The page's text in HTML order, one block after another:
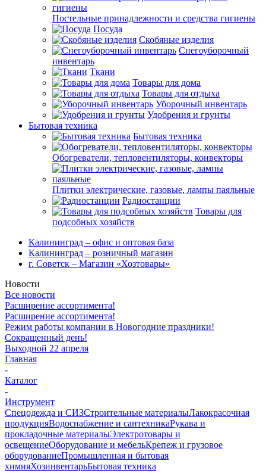
Постельные принадлежности и средства гигиены
Посуда
Скобяные изделия
Снегоуборочный
инвентарь
Ткани
Товары для дома
Товары для отдыха
Уборочный инвентарь
Удобрения и грунты
Бытовая техника
Бытовая техника
Обогреватели, тепловентиляторы, конвекторы
Плитки электрические, газовые, лампы паяльные
Радиостанции
Товары для
подсобных хозяйств
Калининград – офис и оптовая база
Калининград – розничный магазин
г. Советск – Магазин «Хозтовары»
Новости
Все новости
Расширение ассортимента!
Расширение ассортимента!
Режим работы компании в Новогодние праздники!
Сокращенный день!
Выходной 22 апреля
Главная
-
Каталог
-
Инструмент
Спецодежда и СИЗСтроительные материалыЛакокрасочная
продукцияВодоснабжение и сантехникаРукава и
прокладочные материалыЭлектротовары и
освещениеОборудование и мебельКрепеж и грузовое
оборудованиеПромышленная и бытовая
химияХозинвентарьБытовая техника